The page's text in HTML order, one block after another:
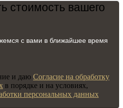
стоимость вашего
с вами в ближайшее время
и даю Согласие на обработку
в порядке и на условиях,
персональных данных